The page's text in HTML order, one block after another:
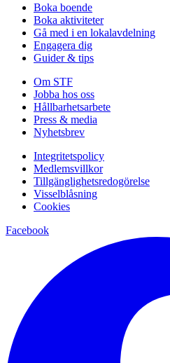
Boka boende
Boka aktiviteter
Gå med i en lokalavdelning
Engagera dig
Guider & tips
Om STF
Jobba hos oss
Hållbarhetsarbete
Press & media
Nyhetsbrev
Integritetspolicy
Medlemsvillkor
Tillgänglighetsredogörelse
Visselblåsning
Cookies
Facebook